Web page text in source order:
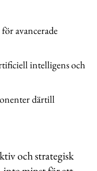
avancerade
intelligens och
därtill
och strategisk